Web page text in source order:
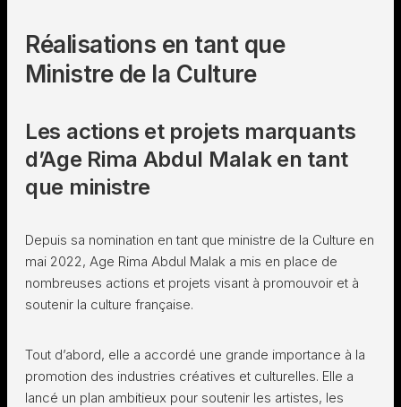
Réalisations en tant que
Ministre de la Culture
Les actions et projets marquants
d’Age Rima Abdul Malak en tant
que ministre
Depuis sa nomination en tant que ministre de la Culture en
mai 2022, Age Rima Abdul Malak a mis en place de
nombreuses actions et projets visant à promouvoir et à
soutenir la culture française.
Tout d’abord, elle a accordé une grande importance à la
promotion des industries créatives et culturelles. Elle a
lancé un plan ambitieux pour soutenir les artistes, les